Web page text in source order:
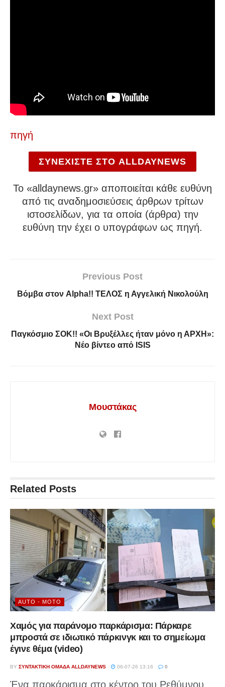
πηγή
ΣΥΝΕΧΙΣΤΕ ΣΤΟ ALLDAYNEWS
To «alldaynews.gr» αποποιείται κάθε ευθύνη
από τις αναδημοσιεύσεις άρθρων τρίτων
ιστοσελίδων, για τα οποία (άρθρα) την
ευθύνη την έχει ο υπογράφων ως πηγή.
Previous Post
Βόμβα στον Alpha!! ΤΕΛΟΣ η Αγγελική Νικολούλη
Next Post
Παγκόσμιο ΣΟΚ!! «Οι Βρυξέλλες ήταν μόνο η ΑΡΧΗ»:
Νέο βίντεο από ISIS
Μουστάκας
Related Posts
AUTO - MOTO
Χαμός για παράνομο παρκάρισμα: Πάρκαρε
μπροστά σε ιδιωτικό πάρκινγκ και το σημείωμα
έγινε θέμα (video)
BY ΣΥΝΤΑΚΤΙΚΉ ΟΜΆΔΑ ALLDAYNEWS 06-07-26 13:16 0
Ένα παρκάρισμα στο κέντρο του Ρεθύμνου